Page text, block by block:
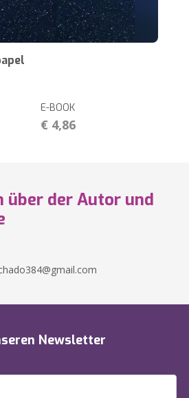
E-BOOK
€ 4,86
über der Autor und
Newsletter